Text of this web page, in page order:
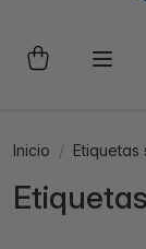
Inicio Etiquetas